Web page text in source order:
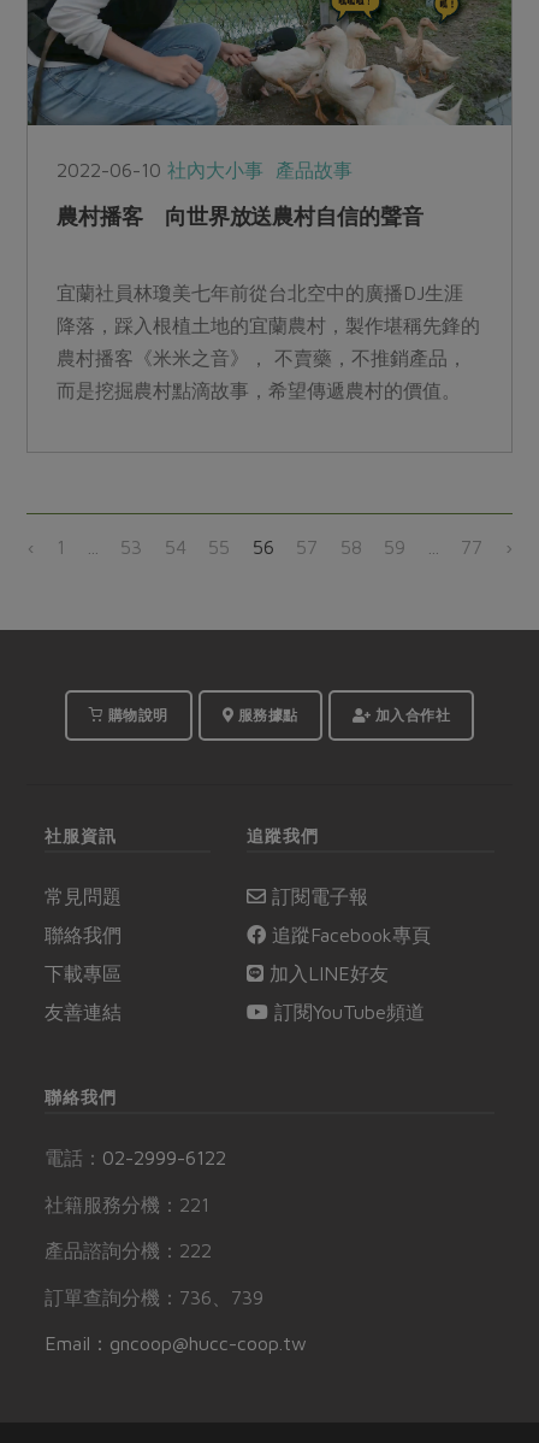
2022-06-10社內大小事 產品故事
農村播客 向世界放送農村自信的聲音
宜蘭社員林瓊美七年前從台北空中的廣播DJ生涯
降落，踩入根植土地的宜蘭農村，製作堪稱先鋒的
農村播客《米米之音》， 不賣藥，不推銷產品，
而是挖掘農村點滴故事，希望傳遞農村的價值。
‹ 1 53 54 55 56 57 58 59 77 ›
購物說明 服務據點 加入合作社
社服資訊
常見問題
聯絡我們
下載專區
友善連結
追蹤我們
訂閱電子報
追蹤Facebook專頁
加入LINE好友
訂閱YouTube頻道
聯絡我們
電話： 02-2999-6122
社籍服務分機：221
產品諮詢分機：222
訂單查詢分機：736、739
Email：gncoop@hucc-coop.tw